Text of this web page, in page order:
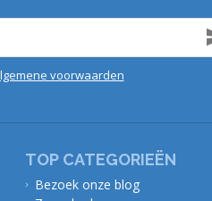
voorwaarden
TOP CATEGORIEËN
Bezoek onze blog